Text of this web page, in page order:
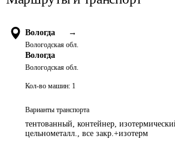
Вологда →
Вологодская обл.
Вологда
Вологодская обл.
Кол-во машин: 1
Варианты транспорта
тентованный, контейнер,
цельнометалл., все закр.+изотерм